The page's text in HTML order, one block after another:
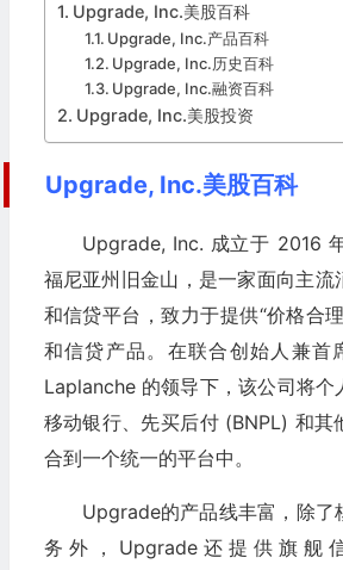
Upgrade, Inc.美股百科
Upgrade, Inc.产品百科
Upgrade, Inc.历史百科
Upgrade, Inc.融资百科
Upgrade, Inc.美股投资
Upgrade, Inc.美股百科
Upgrade, Inc. 成立于 2016
福尼亚州旧金山，是一家面向主流
和信贷平台，致力于提供“价格合
和信贷产品。在联合创始人兼首
Laplanche 的领导下，该公司将个
移动银行、先买后付 (BNPL) 和其
合到一个统一的平台中。
Upgrade的产品线丰富，除了
务外，Upgrade还提供旗舰